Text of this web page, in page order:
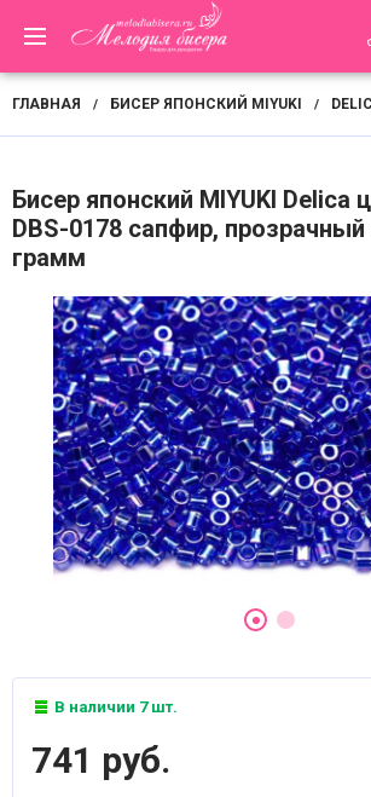
ГЛАВНАЯ / БИСЕР ЯПОНСКИЙ MIYUKI /
Бисер японский MIYUKI Delica
DBS-0178 сапфир,
грамм
В наличии 7 шт.
741 руб.